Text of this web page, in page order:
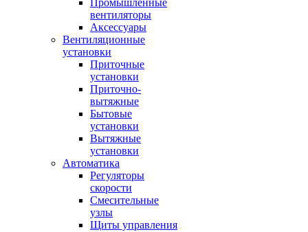
Промышленные
вентиляторы
Аксессуары
Вентиляционные
установки
Приточные
установки
Приточно-
вытяжные
Бытовые
установки
Вытяжные
установки
Автоматика
Регуляторы
скорости
Смесительные
узлы
Щиты управления